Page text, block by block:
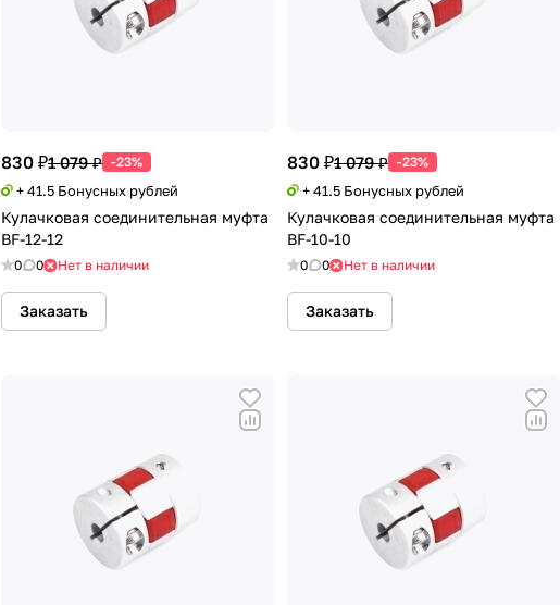
830 ₽1 079 ₽ -23%
+ 41.5 Бонусных рублей
Кулачковая соединительная муфта
BF-12-12
0 0 Нет в наличии
Заказать
830 ₽1 079 ₽ -23%
+ 41.5 Бонусных рублей
Кулачковая соединительная муфта
BF-10-10
0 0 Нет в наличии
Заказать